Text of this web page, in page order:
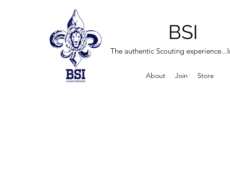
BSI
The authentic Scouting
About Join Store